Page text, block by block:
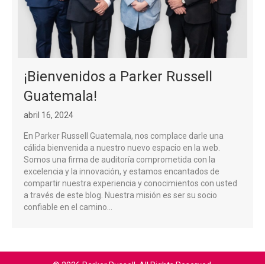
¡Bienvenidos a Parker Russell
Guatemala!
abril 16, 2024
En Parker Russell Guatemala, nos complace darle una
cálida bienvenida a nuestro nuevo espacio en la web.
Somos una firma de auditoría comprometida con la
excelencia y la innovación, y estamos encantados de
compartir nuestra experiencia y conocimientos con usted
a través de este blog. Nuestra misión es ser su socio
confiable en el camino…